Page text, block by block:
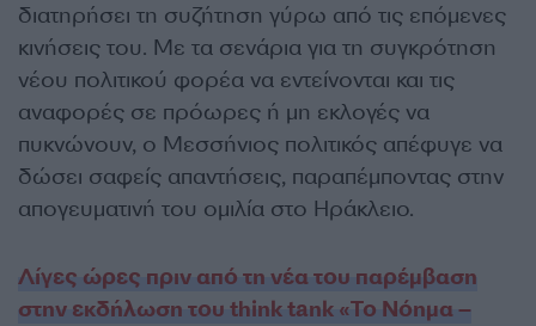
διατηρήσει τη συζήτηση γύρω από τις επόμενες
κινήσεις του. Με τα σενάρια για τη συγκρότηση
νέου πολιτικού φορέα να εντείνονται και τις
αναφορές σε πρόωρες ή μη εκλογές να
πυκνώνουν, ο Μεσσήνιος πολιτικός απέφυγε να
δώσει σαφείς απαντήσεις, παραπέμποντας στην
απογευματινή του ομιλία στο Ηράκλειο.
Λίγες ώρες πριν από τη νέα του παρέμβαση
στην εκδήλωση του think tank «Το Νόημα –